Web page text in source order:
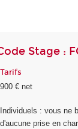
Stage :
Tarifs
900 € net
Individuels : vous ne
d'aucune prise en